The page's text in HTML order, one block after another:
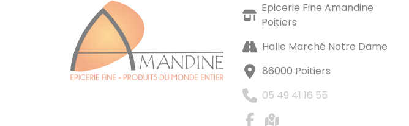
Epicerie Fine Amandine
Poitiers
Halle Marché Notre Dame
86000 Poitiers
05 49 41 16 55